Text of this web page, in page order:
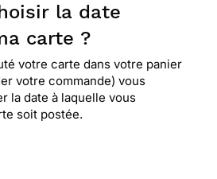
: La fonte des neiges et
: La nature dans toute sa
eau en cascade,
la date
carte ?
votre carte dans votre panier
votre commande) vous
la date à laquelle vous
soit postée.